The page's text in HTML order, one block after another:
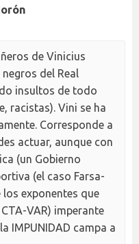
de Vinicius
del Real
insultos de todo
racistas). Vini se ha
Corresponde a
actuar, aunque con
(un Gobierno
(el caso Farsa-
los exponentes que
CTA-VAR) imperante
IMPUNIDAD campa a